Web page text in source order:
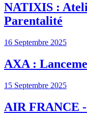
NATIXIS :
Parentalité
16 Septembre 2025
AXA :
15 Septembre 2025
AIR FRANCE